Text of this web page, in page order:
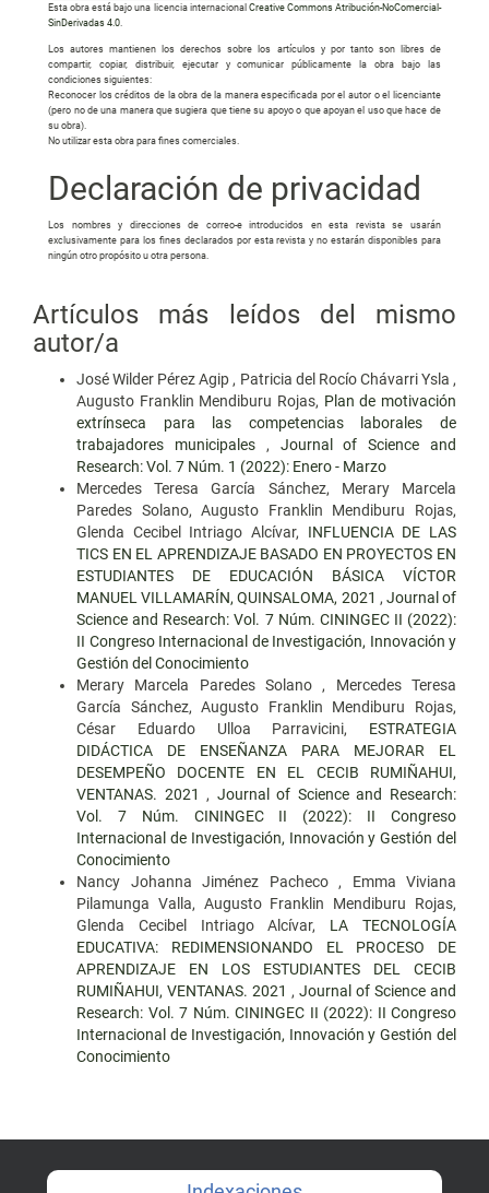
Esta obra está bajo una licencia internacionalCreative Commons Atribución-NoComercial-
SinDerivadas 4.0
Los autores mantienen los derechos sobre los artículos y por tanto son libres de
compartir, copiar, distribuir, ejecutar y comunicar públicamente la obra bajo las
condiciones siguientes:
Reconocer los créditos de la obra de la manera especificada por el autor o el licenciante
(pero no de una manera que sugiera que tiene su apoyo o que apoyan el uso que hace de
su obra).
No utilizar esta obra para fines comerciales.
Declaración de privacidad
Los nombres y direcciones de correo-e introducidos en esta revista se usarán
exclusivamente para los fines declarados por esta revista y no estarán disponibles para
ningún otro propósito u otra persona.
Artículos más leídos del mismo
autor/a
José Wilder Pérez Agip , Patricia del Rocío Chávarri Ysla ,
Augusto Franklin Mendiburu Rojas, Plan de motivación
extrínseca para las competencias laborales de
trabajadores municipales , Journal of Science and
Research: Vol. 7 Núm. 1 (2022): Enero - Marzo
Mercedes Teresa García Sánchez, Merary Marcela
Paredes Solano, Augusto Franklin Mendiburu Rojas,
Glenda Cecibel Intriago Alcívar, INFLUENCIA DE LAS
TICS EN EL APRENDIZAJE BASADO EN PROYECTOS EN
ESTUDIANTES DE EDUCACIÓN BÁSICA VÍCTOR
MANUEL VILLAMARÍN, QUINSALOMA, 2021 , Journal of
Science and Research: Vol. 7 Núm. CININGEC II (2022):
II Congreso Internacional de Investigación, Innovación y
Gestión del Conocimiento
Merary Marcela Paredes Solano , Mercedes Teresa
García Sánchez, Augusto Franklin Mendiburu Rojas,
César Eduardo Ulloa Parravicini, ESTRATEGIA
DIDÁCTICA DE ENSEÑANZA PARA MEJORAR EL
DESEMPEÑO DOCENTE EN EL CECIB RUMIÑAHUI,
VENTANAS. 2021, Journal of Science and Research:
Vol. 7 Núm. CININGEC II (2022): II Congreso
Internacional de Investigación, Innovación y Gestión del
Conocimiento
Nancy Johanna Jiménez Pacheco , Emma Viviana
Pilamunga Valla, Augusto Franklin Mendiburu Rojas,
Glenda Cecibel Intriago Alcívar, LA TECNOLOGÍA
EDUCATIVA: REDIMENSIONANDO EL PROCESO DE
APRENDIZAJE EN LOS ESTUDIANTES DEL CECIB
RUMIÑAHUI, VENTANAS. 2021 , Journal of Science and
Research: Vol. 7 Núm. CININGEC II (2022): II Congreso
Internacional de Investigación, Innovación y Gestión del
Conocimiento